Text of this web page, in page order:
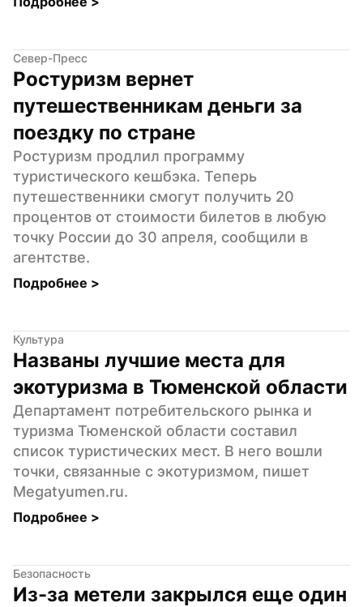
Север-Пресс
Ростуризм вернет
путешественникам деньги за
поездку по стране
Ростуризм продлил программу
туристического кешбэка. Теперь
путешественники смогут получить 20
процентов от стоимости билетов в любую
точку России до 30 апреля, сообщили в
агентстве.
Подробнее >
Культура
Названы лучшие места для
экотуризма в Тюменской области
Департамент потребительского рынка и
туризма Тюменской области составил
список туристических мест. В него вошли
точки, связанные с экотуризмом, пишет
Megatyumen.ru.
Подробнее >
Безопасность
Из-за метели закрылся еще один